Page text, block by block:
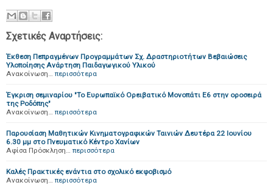
Σχετικές Αναρτήσεις:
Έκθεση Πεπραγμένων Προγραμμάτων Σχ. Δραστηριοτήτων Βεβαιώσεις
Υλοποίησης Ανάρτηση Παιδαγωγικού Υλικού
Ανακοίνωση… περισσότερα
Έγκριση σεμιναρίου "Το Ευρωπαϊκό Ορειβατικό Μονοπάτι Ε6 στην οροσειρά
της Ροδόπης"
Ανακοίνωση… περισσότερα
Παρουσίαση Μαθητικών Κινηματογραφικών Ταινιών Δευτέρα 22 Ιουνίου
6.30 μμ στο Πνευματικό Κέντρο Χανίων
Αφίσα Πρόσκληση… περισσότερα
Καλές Πρακτικές ενάντια στο σχολικό εκφοβισμό
Ανακοίνωση… περισσότερα